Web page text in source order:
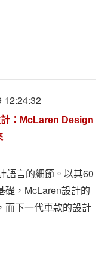
12:24:32
：McLaren Design
語言的細節。以其60
礎，McLaren設計的
而下一代車款的設計